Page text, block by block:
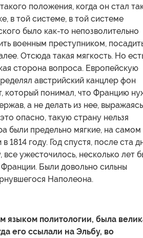
положения, когда он стал
в той системе, в той системе
было как-то непозволительно
военным преступником,
Отсюда такая мягкость. Но
сторона вопроса. Европейскую
австрийский канцлер фон
который понимал, что Францию
а не делать из нее, выражаясь
опасно, такую страну нельзя
были предельно мягкие, на самом
1814 году. Год спустя, после ста
ужесточилось, несколько лет
Были довольно сильны
Наполеона.
языком политологии, была
его ссылали на Эльбу, во